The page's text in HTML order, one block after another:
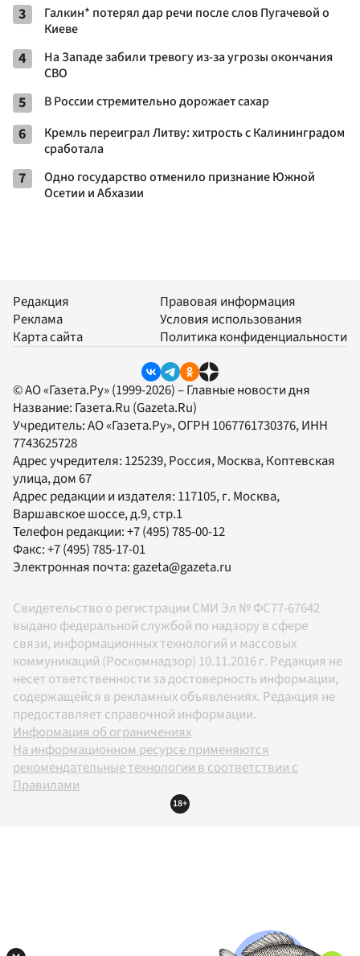
3
Галкин* потерял дар речи после слов Пугачевой о
Киеве
4
На Западе забили тревогу из-за угрозы окончания
СВО
5 В России стремительно дорожает сахар
6
Кремль переиграл Литву: хитрость с Калининградом
сработала
7
Одно государство отменило признание Южной
Осетии и Абхазии
Редакция
Реклама
Карта сайта
Правовая информация
Условия использования
Политика конфиденциальности
© АО «Газета.Ру» (1999-2026) – Главные новости дня
Название: Газета.Ru (Gazeta.Ru)
Учредитель:АО «Газета.Ру», ОГРН 1067761730376, ИНН
7743625728
Адрес учредителя: 125239, Россия, Москва, Коптевская
улица, дом 67
Адрес редакции и издателя: 117105, г. Москва,
Варшавское шоссе, д.9, стр.1
Телефон редакции:+7 (495) 785-00-12
Факс:+7 (495) 785-17-01
Электронная почта:gazeta@gazeta.ru
Свидетельство о регистрации СМИ Эл № ФС77-67642
выдано федеральной службой по надзору в сфере
связи, информационных технологий и массовых
коммуникаций (Роскомнадзор) 10.11.2016 г. Редакция не
несет ответственности за достоверность информации,
содержащейся в рекламных объявлениях. Редакция не
предоставляет справочной информации.
Информация об ограничениях
На информационном ресурсе применяются
рекомендательные технологии в соответствии с
Правилами
18+